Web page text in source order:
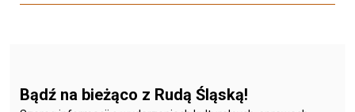
Bądź na bieżąco z Rudą Śląską!